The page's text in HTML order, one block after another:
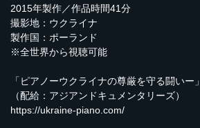
2015年製作／作品時間41分
撮影地：ウクライナ
製作国：ポーランド
※全世界から視聴可能
「ピアノーウクライナの尊厳を守る闘いー
（配給：アジアンドキュメンタリーズ）
https://ukraine-piano.com/